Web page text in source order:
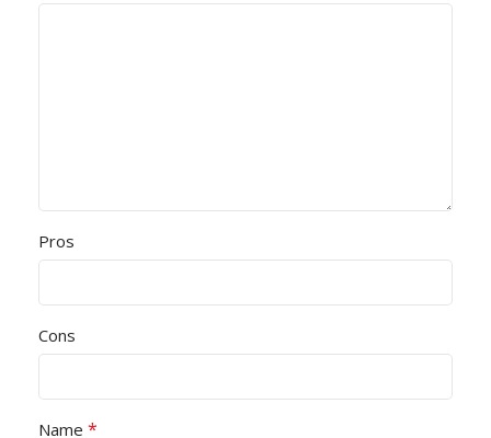
Pros
Cons
Name *